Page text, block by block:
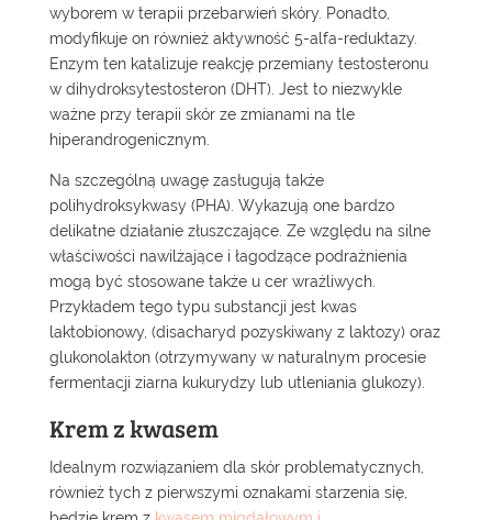
wyborem w terapii przebarwień skóry. Ponadto,
modyfikuje on również aktywność 5-alfa-reduktazy.
Enzym ten katalizuje reakcję przemiany testosteronu
w dihydroksytestosteron (DHT). Jest to niezwykle
ważne przy terapii skór ze zmianami na tle
hiperandrogenicznym.
Na szczególną uwagę zasługują także
polihydroksykwasy (PHA). Wykazują one bardzo
delikatne działanie złuszczające. Ze względu na silne
właściwości nawilżające i łagodzące podrażnienia
mogą być stosowane także u cer wrażliwych.
Przykładem tego typu substancji jest kwas
laktobionowy, (disacharyd pozyskiwany z laktozy) oraz
glukonolakton (otrzymywany w naturalnym procesie
fermentacji ziarna kukurydzy lub utleniania glukozy).
Krem z kwasem
Idealnym rozwiązaniem dla skór problematycznych,
również tych z pierwszymi oznakami starzenia się,